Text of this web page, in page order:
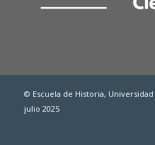
© Escuela de Historia,
julio 2025